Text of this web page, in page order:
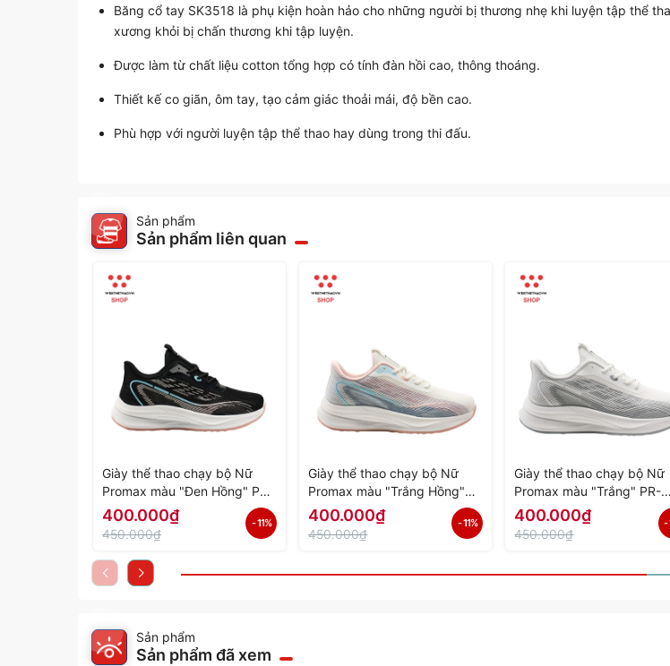
Băng cổ tay SK3518 là phụ kiện hoàn hảo cho những người bị thương nhẹ khi luyện tập thể
xương khỏi bị chấn thương khi tập luyện.
Được làm từ chất liệu cotton tổng hợp có tính đàn hồi cao, thông thoáng.
Thiết kế co giãn, ôm tay, tạo cảm giác thoải mái, độ bền cao.
Phù hợp với người luyện tập thể thao hay dùng trong thi đấu.
Sản phẩm
Sản phẩm liên quan
Giày thể thao chạy bộ Nữ
Promax màu "Đen Hồng" PR-
2206-06 - Hàng Chính Hãng
400.000₫
450.000₫
- 11%
Giày thể thao chạy bộ Nữ
Promax màu "Trắng Hồng"
PR-2206-05 - Hàng Chính
Hãng
400.000₫
450.000₫
- 11%
Giày thể thao chạy bộ Nữ
Promax màu "Trắng" PR-
2206-04 - Hàng Chính
400.000₫
450.000₫
-
Sản phẩm
Sản phẩm đã xem